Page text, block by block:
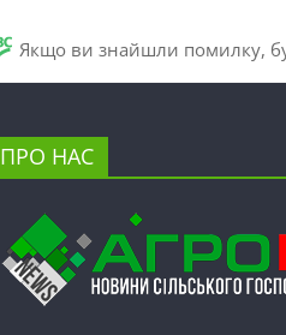
Якщо ви знайшли помилку,
ПРО НАС